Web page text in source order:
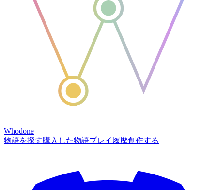
Whodone
物語を探す購入した物語プレイ履歴創作する